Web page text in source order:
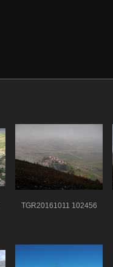
TGR20161011 102456